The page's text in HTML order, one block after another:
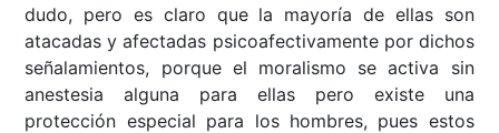
dudo, pero es claro que la mayoría de ellas son
atacadas y afectadas psicoafectivamente por dichos
señalamientos, porque el moralismo se activa sin
anestesia alguna para ellas pero existe una
protección especial para los hombres, pues estos